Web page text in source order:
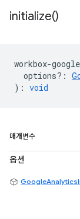
initialize()
workbox-google
options? :
) : void
매개변수
옵션